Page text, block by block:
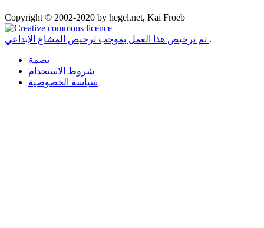
Copyright © 2002-2020 by hegel.net, Kai Froeb
.
بصمة
شروط الاستخدام
سياسة الخصوصية